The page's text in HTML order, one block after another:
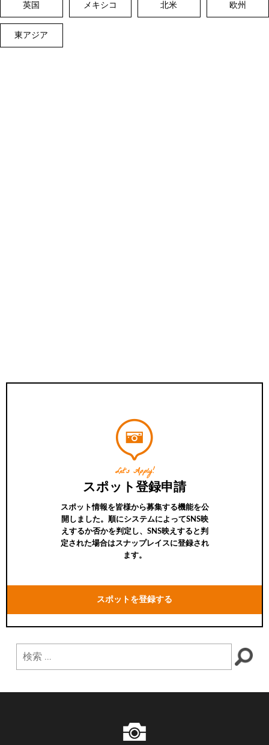
英国 メキシコ 北米 欧州
東アジア
Let’s Apply!
スポット登録申請
スポット情報を皆様から募集する機能を公
開しました。順にシステムによってSNS映
えするか否かを判定し、SNS映えすると判
定された場合はスナップレイスに登録され
ます。
スポットを登録する